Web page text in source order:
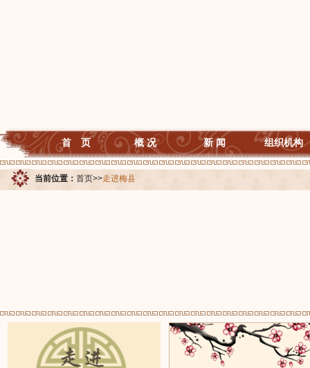
首 页 概 况 新 闻 组织机构
当前位置： 首页>>走进梅县